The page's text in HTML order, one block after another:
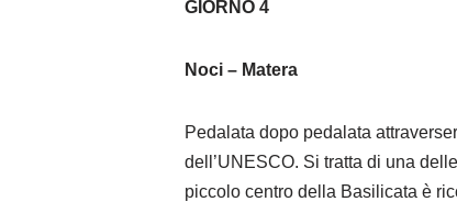
GIORNO 4
Noci – Matera
Pedalata dopo pedalata
dell’UNESCO. Si tratta di una
piccolo centro della Basilicata è